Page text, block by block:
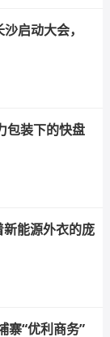
启动大会，
包装下的快盘
能源外衣的庞
寨“优利商务”